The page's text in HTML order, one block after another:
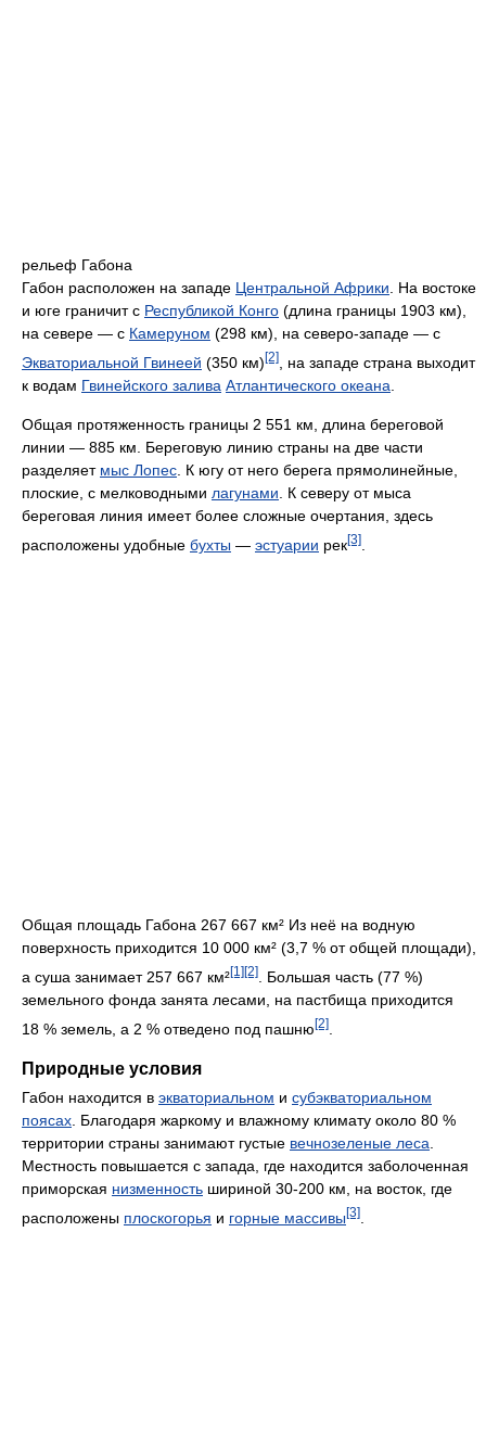
рельеф Габона
Габон расположен на западе Центральной Африки . На востоке
и юге граничит с Республикой Конго (длина границы 1903 км),
на севере — с Камеруном (298 км), на северо-западе — с
Экваториальной Гвинеей (350 км)[2]
, на западе страна выходит
к водам Гвинейского залива Атлантического океана
Общая протяженность границы 2 551 км, длина береговой
линии — 885 км. Береговую линию страны на две части
разделяет мыс Лопес . К югу от него берега прямолинейные,
плоские, с мелководными лагунами . К северу от мыса
береговая линия имеет более сложные очертания, здесь
расположены удобные бухты — эстуарии рек[3]
Общая площадь Габона 267 667 км² Из неё на водную
поверхность приходится 10 000 км² (3,7 % от общей площади),
а суша занимает 257 667 км²[1] [2]
. Большая часть (77 %)
земельного фонда занята лесами, на пастбища приходится
18 % земель, а 2 % отведено под пашню[2]
Природные условия
Габон находится в экваториальном и субэкваториальном
поясах . Благодаря жаркому и влажному климату около 80 %
территории страны занимают густые вечнозеленые леса
Местность повышается с запада, где находится заболоченная
приморская низменность шириной 30-200 км, на восток, где
расположены плоскогорья и горные массивы[3]